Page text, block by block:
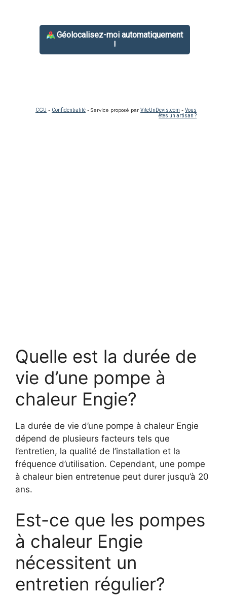
Quelle est la durée de
vie d’une pompe à
chaleur Engie?
La durée de vie d’une pompe à chaleur Engie
dépend de plusieurs facteurs tels que
l’entretien, la qualité de l’installation et la
fréquence d’utilisation. Cependant, une pompe
à chaleur bien entretenue peut durer jusqu’à 20
ans.
Est-ce que les pompes
à chaleur Engie
nécessitent un
entretien régulier?